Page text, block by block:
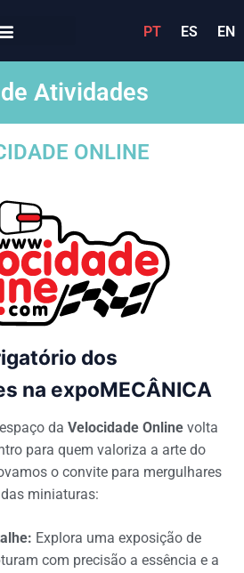
PT ES EN
Atividades
ONLINE
dos
na expoMECÂNICA
da Velocidade Online volta
para quem valoriza a arte do
o convite para mergulhares
miniaturas:
Explora uma exposição de
com precisão a essência e a